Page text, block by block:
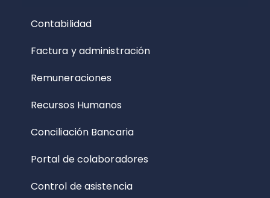
Contabilidad
Factura y administración
Remuneraciones
Recursos Humanos
Conciliación Bancaria
Portal de colaboradores
Control de asistencia